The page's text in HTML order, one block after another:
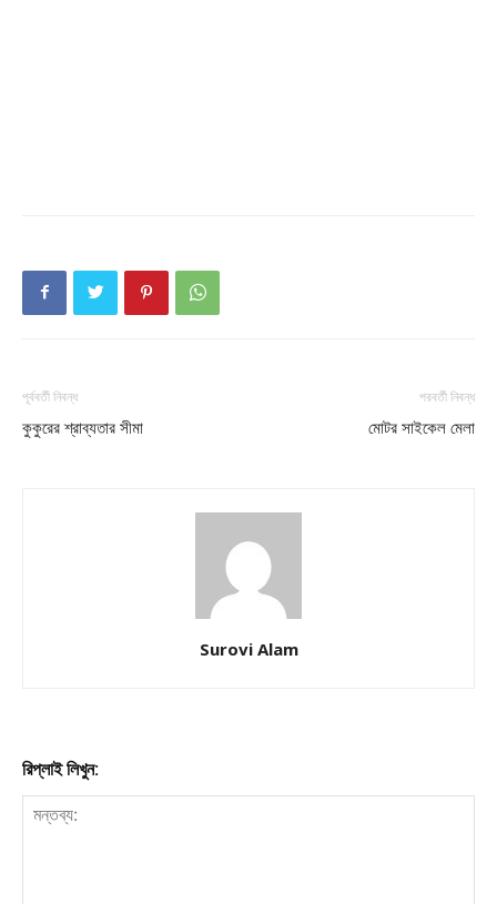
Company
Contact us
Subscription Plans
পূর্ববর্তী নিবন্ধ
কুকুরের শ্রাব্যতার সীমা
পরবর্তী নিবন্ধ
মোটর সাইকেল মেলা
Surovi Alam
রিপ্লাই লিখুন: